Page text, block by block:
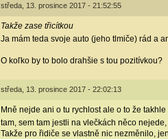
středa, 13. prosince 2017 - 21:52:55
Takže zase třicítkou
Ja mám teda svoje auto (jeho tlmiče) rád a
O koľko by to bolo drahšie s tou pozitívkou?
středa, 13. prosince 2017 - 22:02:13
Mně nejde ani o tu rychlost ale o to že
tam, sem tam jestli na vlečkách něco
Takže pro řidiče se vlastně nic nezměnilo,